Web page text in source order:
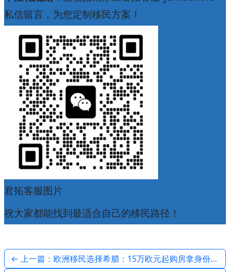
私信留言，为您定制移民方案！
君拓客服图片
祝大家都能找到最适合自己的移民路径！
← 上一篇：欧洲移民选择希腊：15万欧元起购房拿身份，畅行申根29国！